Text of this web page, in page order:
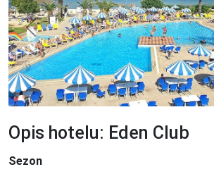
Previous
Opis hotelu: Eden Club
Sezon